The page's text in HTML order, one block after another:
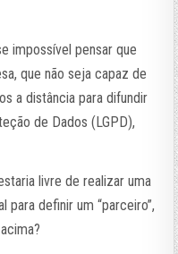
impossível pensar que
que não seja capaz de
a distância para difundir
de Dados (LGPD),
livre de realizar uma
para definir um “parceiro”,